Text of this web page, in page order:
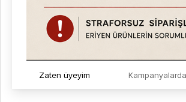
Garanti ve Servis
Süresiz Servis Desteği: Kitchbox yetkili
Zaten üyeyim